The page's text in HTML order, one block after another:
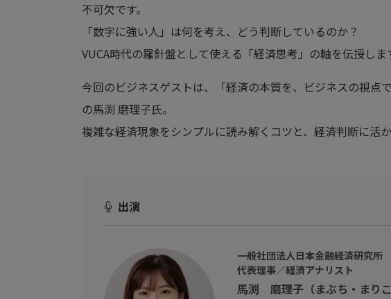
不可欠です。
「数字に強い人」は何を考え、どう判断しているのか？
VUCA時代の羅針盤として使える「経済思考」の軸を伝授しま
今回のビジネスゲストは、「経済の本質を、ビジネスの視点
の馬渕 磨理子氏。
複雑な経済現象をシンプルに読み解くコツと、経済判断に活
出演
一般社団法人日本金融経済研究所
代表理事／経済アナリスト
馬渕 磨理子（まぶち・まりこ